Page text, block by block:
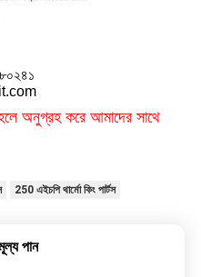
অনুগ্রহ করে আমাদের সাথে
250 এইচপি থার্মো কিং পার্টস
পান